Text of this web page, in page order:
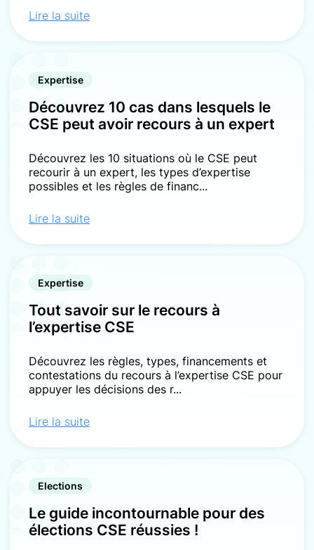
Lire la suite
Expertise
Découvrez 10 cas dans lesquels le
CSE peut avoir recours à un expert
Découvrez les 10 situations où le CSE peut
recourir à un expert, les types d’expertise
possibles et les règles de financ...
Lire la suite
Expertise
Tout savoir sur le recours à
l’expertise CSE
Découvrez les règles, types, financements et
contestations du recours à l’expertise CSE pour
appuyer les décisions des r...
Lire la suite
Elections
Le guide incontournable pour des
élections CSE réussies !